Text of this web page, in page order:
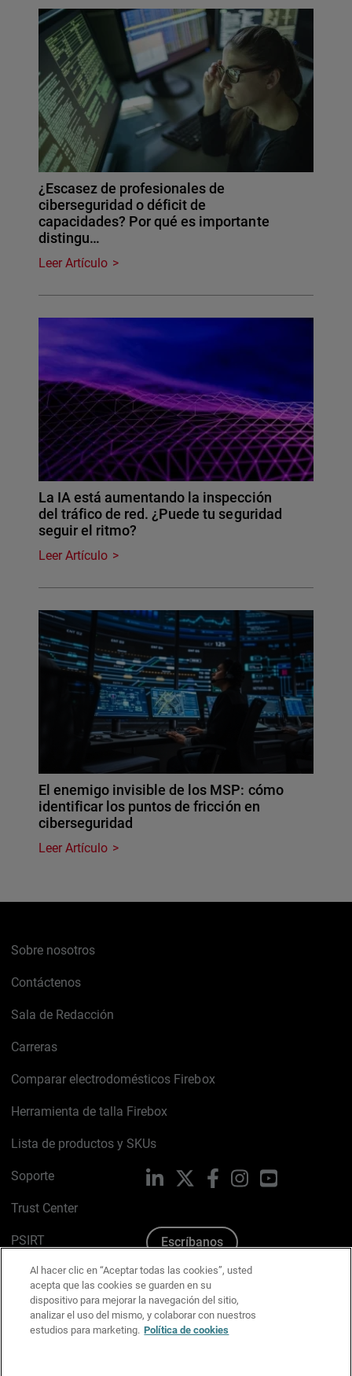
¿Escasez de profesionales de
ciberseguridad o déficit de
capacidades? Por qué es importante
distingu…
Leer Artículo
La IA está aumentando la inspección
del tráfico de red. ¿Puede tu seguridad
seguir el ritmo?
Leer Artículo
El enemigo invisible de los MSP: cómo
identificar los puntos de fricción en
ciberseguridad
Leer Artículo
Sobre nosotros
Contáctenos
Sala de Redacción
Carreras
Comparar electrodomésticos Firebox
Herramienta de talla Firebox
Lista de productos y SKUs
Soporte
Trust Center
PSIRT
Política de cookies
Política de privacidad
Kit de medios y marca
LinkedIn FacebookInstagramYouTube
Escríbanos
Al hacer clic en “Aceptar todas las cookies”, usted
acepta que las cookies se guarden en su
dispositivo para mejorar la navegación del sitio,
analizar el uso del mismo, y colaborar con nuestros
estudios para marketing. Política de cookies